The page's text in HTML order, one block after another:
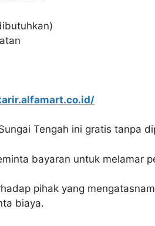
Tengah ini gratis tanpa
bayaran untuk melamar
pihak yang
biaya.